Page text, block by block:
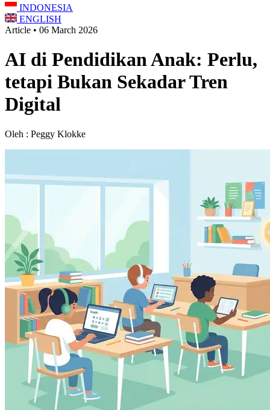
INDONESIA
ENGLISH
Article • 06 March 2026
AI di Pendidikan Anak: Perlu,
tetapi Bukan Sekadar Tren
Digital
Oleh : Peggy Klokke